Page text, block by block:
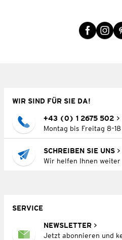
WIR SIND FÜR SIE DA!
+43 (0) 1 2675 502
Montag bis Freitag
SCHREIBEN SIE UNS
Wir helfen Ihnen weiter
SERVICE
NEWSLETTER
Jetzt abonnieren und